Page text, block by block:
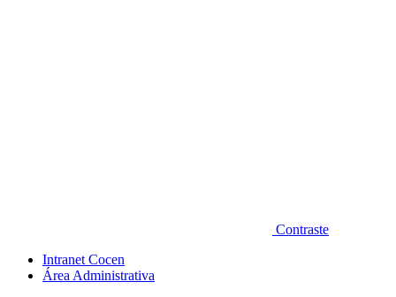
Contraste
Intranet Cocen
Área Administrativa